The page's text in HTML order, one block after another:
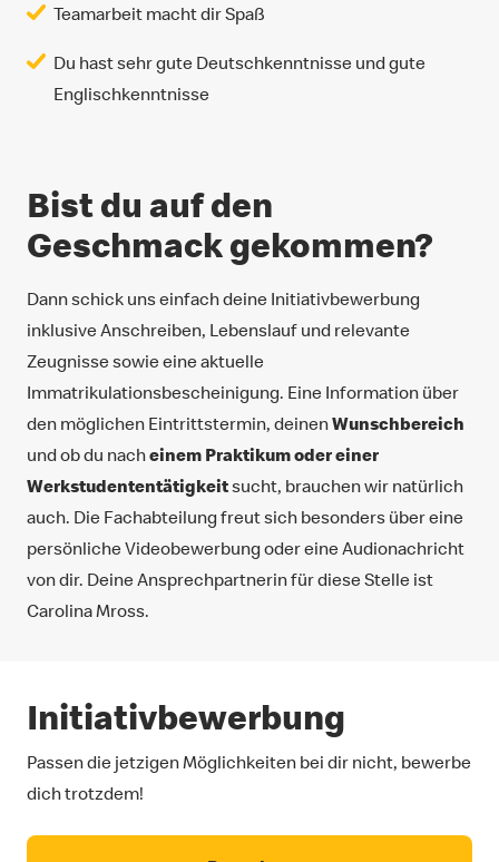
Teamarbeit macht dir Spaß
Du hast sehr gute Deutschkenntnisse und gute
Englischkenntnisse
Bist du auf den
Geschmack gekommen?
Dann schick uns einfach deine Initiativbewerbung
inklusive Anschreiben, Lebenslauf und relevante
Zeugnisse sowie eine aktuelle
Immatrikulationsbescheinigung. Eine Information über
den möglichen Eintrittstermin, deinenWunschbereich
und ob du nacheinem Praktikum oder einer
Werkstudententätigkeitsucht, brauchen wir natürlich
auch. Die Fachabteilung freut sich besonders über eine
persönliche Videobewerbung oder eine Audionachricht
von dir. Deine Ansprechpartnerin für diese Stelle ist
Carolina Mross.
Initiativbewerbung
Passen die jetzigen Möglichkeiten bei dir nicht, bewerbe
dich trotzdem!